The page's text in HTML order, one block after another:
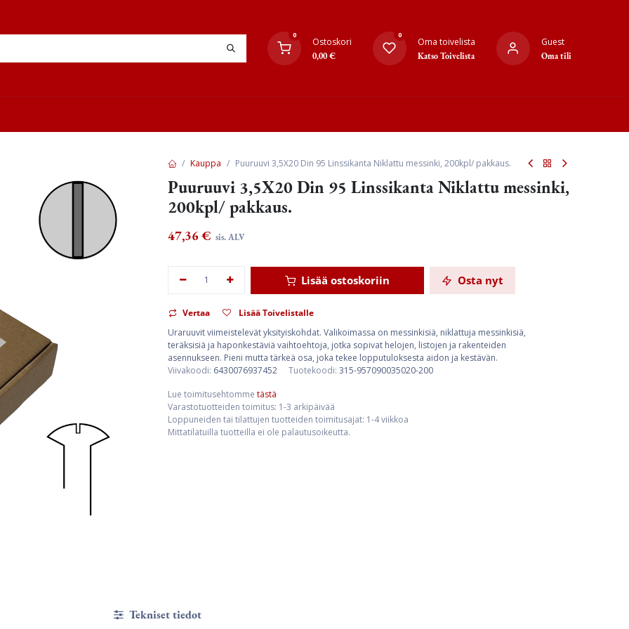
0
Ostoskori
0,00€
0
Oma toivelista
Katso Toivelista
Guest
Oma tili
Kauppa Puuruuvi 3,5X20 Din 95 Linssikanta Niklattu messinki, 200kpl/ pakkaus.
Puuruuvi 3,5X20 Din 95 Linssikanta Niklattu messinki,
200kpl/ pakkaus.
47,36€ sis. ALV
Lisää ostoskoriin Osta nyt
Vertaa
Lisää Toivelistalle
Uraruuvit viimeistelevät yksityiskohdat. Valikoimassa on messinkisiä, niklattuja messinkisiä,
teräksisiä ja haponkestäviä vaihtoehtoja, jotka sopivat helojen, listojen ja rakenteiden
asennukseen. Pieni mutta tärkeä osa, joka tekee lopputuloksesta aidon ja kestävän.
Viivakoodi: 6430076937452 Tuotekoodi: 315-957090035020-200
Lue toimitusehtomme tästä
Varastotuotteiden toimitus: 1-3 arkipäivää
Loppuneiden tai tilattujen tuotteiden toimitusajat: 1-4 viikkoa
Mittatilatuilla tuotteilla ei ole palautusoikeutta.
Tekniset tiedot